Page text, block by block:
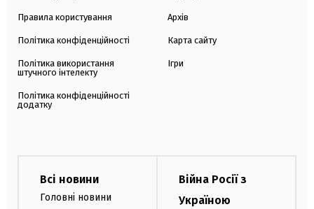
Правила користування
Політика конфіденційності
Політика використання
штучного інтелекту
Політика конфіденційності
додатку
Архів
Карта сайту
Ігри
Всі новини
Головні новини
Війна Росії з
Україною